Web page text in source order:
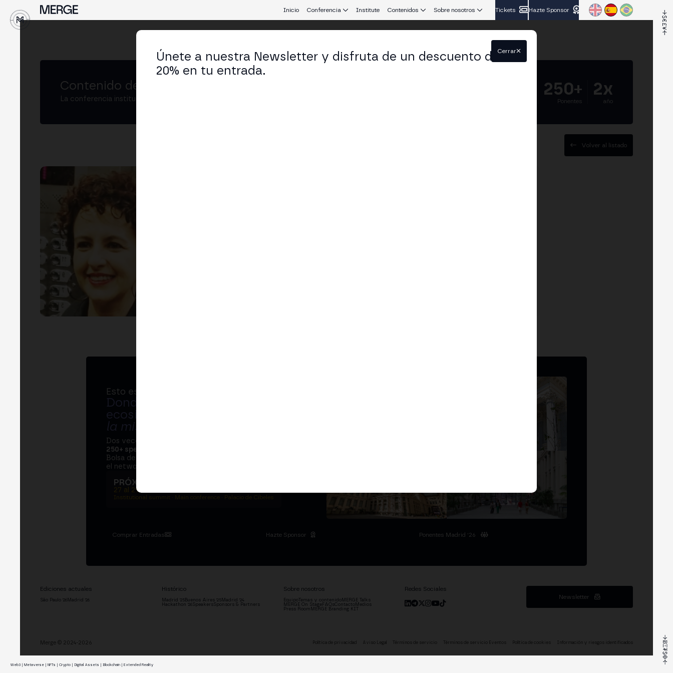
Inicio Conferencia Institute Contenidos Sobre nosotros Tickets Hazte Sponsor
Contenido de MERGE
La conferencia institucional de cripto y Web3 que conecta Europa y Latinoamérica.
250+
Ponentes
2x
año
Volver al listado
Esto es MERGE
Donde bancos, reguladores y el
ecosistema cripto se sientan en
la misma mesa
Dos veces al año, MERGE reúne a
250+ speakers
Bolsa de Madrid, dos jornadas en el Palacio de Cibeles y
el networking que mueve al sector.
PRÓXIMA EDICIÓN → MADRID
27 al 29 de octubre de 2026
Institutional summit · Main conference · Palacio de Cibeles
Comprar Entradas Hazte Sponsor Ponentes Madrid '26
Ediciones actuales
São Paulo '26 Madrid '26
Histórico
Madrid '25Buenos Aires '25Madrid '24
Hackathon '26 SpeakersSponsors & Partners
Sobre nosotros
EquipoTemas y contenidoMERGE Talks
MERGE On StageFAQsContactoMedios
Press Room MERGE Branding KIT
Redes Sociales
Newsletter
Únete a nuestra Newsletter y disfruta de un descuento del
20% en tu entrada.
Cerrar
Merge © 2024-2026 Política de privacidad Aviso Legal Términos de servicio Términos de servicio Eventos Política de cookies Información y riesgos identificados
Web3 | Metaverse | NFTs | Crypto | Digital Assets | Blockchain | Extended Reality